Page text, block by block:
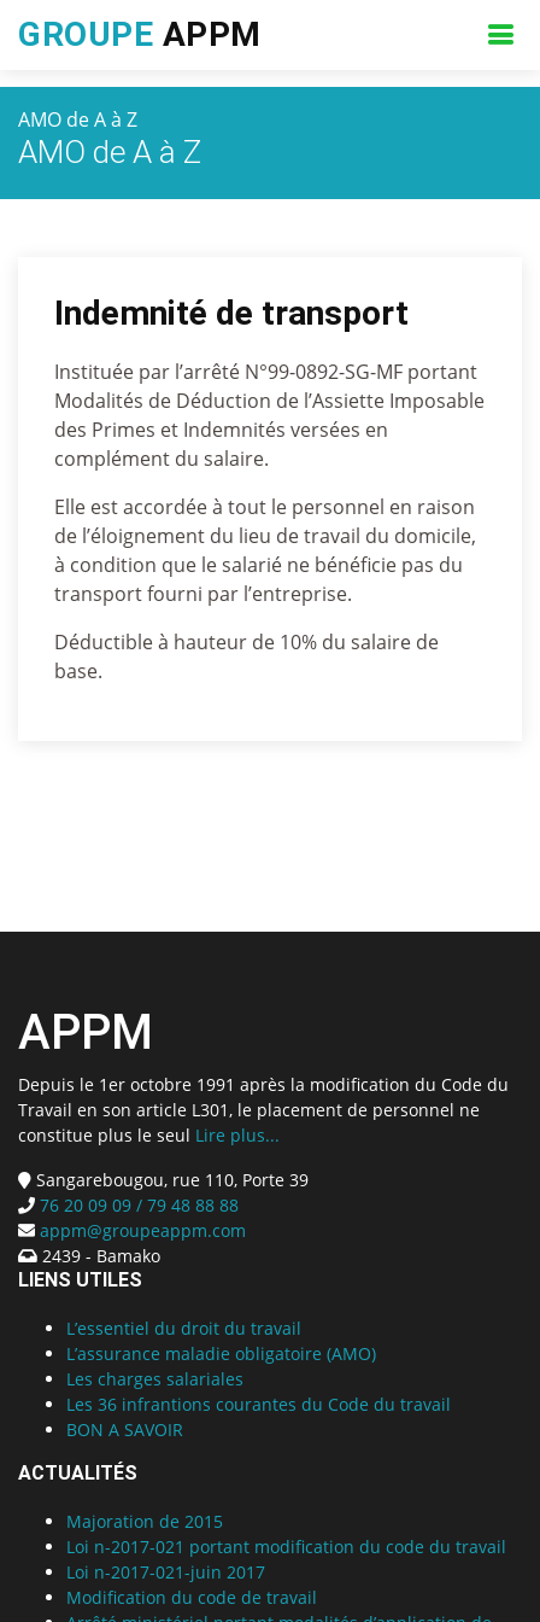
GROUPE APPM
AMO de A à Z
AMO de A à Z
Indemnité de transport
Instituée par l’arrêté N°99-0892-SG-MF portant
Modalités de Déduction de l’Assiette Imposable
des Primes et Indemnités versées en
complément du salaire.
Elle est accordée à tout le personnel en raison
de l’éloignement du lieu de travail du domicile,
à condition que le salarié ne bénéficie pas du
transport fourni par l’entreprise.
Déductible à hauteur de 10% du salaire de
base.
APPM
Depuis le 1er octobre 1991 après la modification du Code du
Travail en son article L301, le placement de personnel ne
constitue plus le seul Lire plus...
Sangarebougou, rue 110, Porte 39
76 20 09 09 / 79 48 88 88
appm@groupeappm.com
2439 - Bamako
LIENS UTILES
L’essentiel du droit du travail
L’assurance maladie obligatoire (AMO)
Les charges salariales
Les 36 infrantions courantes du Code du travail
BON A SAVOIR
ACTUALITÉS
Majoration de 2015
Loi n-2017-021 portant modification du code du travail
Loi n-2017-021-juin 2017
Modification du code de travail